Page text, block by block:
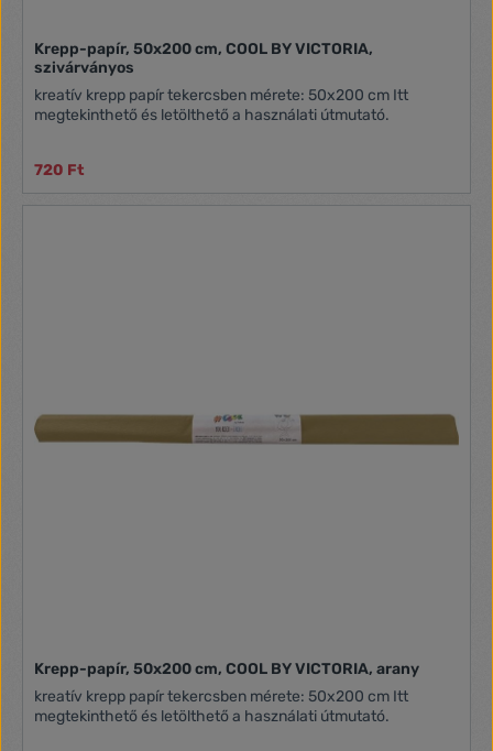
Krepp-papír, 50x200 cm, COOL BY VICTORIA,
szivárványos
kreatív krepp papír tekercsben mérete: 50x200 cm Itt
megtekinthető és letölthető a használati útmutató.
720 Ft
Krepp-papír, 50x200 cm, COOL BY VICTORIA, arany
kreatív krepp papír tekercsben mérete: 50x200 cm Itt
megtekinthető és letölthető a használati útmutató.